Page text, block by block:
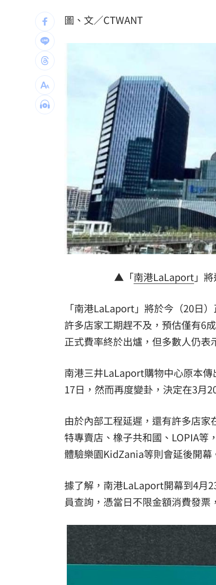
老後離婚財產怎麼分？ 丈夫退休金拒分
台股暴跌誰最能扛 高含金這幾檔繳正報
Q2獲利年增221% 愛普*EPS衝4.18元！
宏福苑大火調查出爐！菸頭引燃施工雜物
定投10年翻逾5倍 這檔吸引存股族卡
新／四指齊揚！台指期飆破500點 00:48
台灣彩券開獎直播中 20:31
LIVE三立+24小時直播 15:27
三立iNEWS新聞台線上直播 18:00
商場戰國來臨 台中「頂奢大道」逐漸
「拍片人的多重宇宙」職涯論壇9/12登
8國球員齊聚高雄 Formosa 7s掀足球
理想混蛋號召粉絲跨海追星吃美食！
圖、文／CTWANT
▲「南港LaLaport」
「南港LaLaport」將於今（20日
許多店家工期趕不及，預估僅有6
正式費率終於出爐，但多數人仍表
南港三井LaLaport購物中心原本
17日，然而再度變卦，決定在3月
由於內部工程延遲，還有許多店
特專賣店、橡子共和國、LOPIA等
體驗樂園KidZania等則會延後開幕
據了解，南港LaLaport開幕到4月
員查詢，憑當日不限金額消費發票